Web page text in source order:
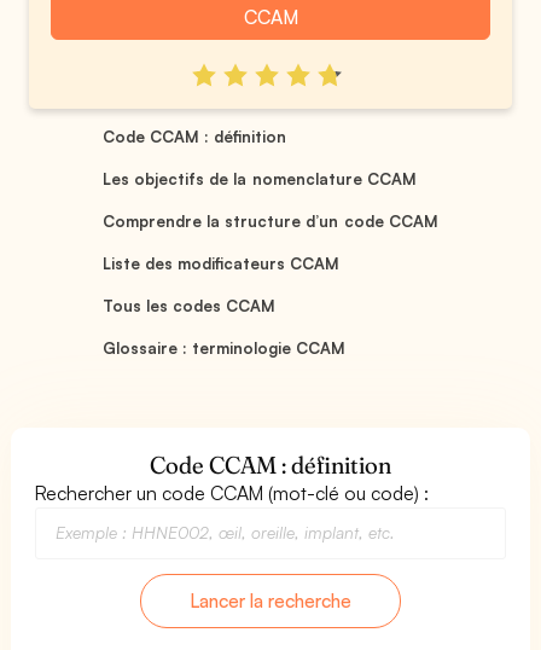
CCAM
Code CCAM : définition
Les objectifs de la nomenclature CCAM
Comprendre la structure d’un code CCAM
Liste des modificateurs CCAM
Tous les codes CCAM
Glossaire : terminologie CCAM
Code CCAM : définition
Rechercher un code CCAM (mot-clé ou code) :
Lancer la recherche